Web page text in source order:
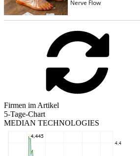
Firmen im Artikel
5-Tage-Chart
MEDIAN TECHNOLOGIES